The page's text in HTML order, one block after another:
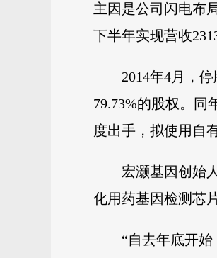
主因是公司闪电布
下半年实现营收
2014年4月，
79.73%的股权。同
度出手，拟使用自
宏灏基因创始
化用药基因检测芯
“自去年底开